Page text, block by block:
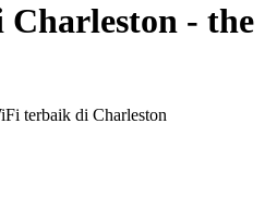
Charleston - the
terbaik di Charleston